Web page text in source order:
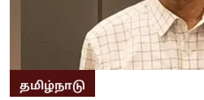
தமிழ்நாடு